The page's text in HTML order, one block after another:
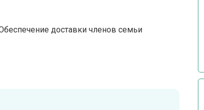
доставки членов семьи